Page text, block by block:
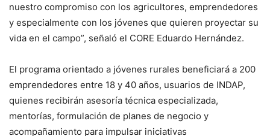
nuestro compromiso con los agricultores, emprendedores
y especialmente con los jóvenes que quieren proyectar su
vida en el campo”, señaló el CORE Eduardo Hernández.
El programa orientado a jóvenes rurales beneficiará a 200
emprendedores entre 18 y 40 años, usuarios de INDAP,
quienes recibirán asesoría técnica especializada,
mentorías, formulación de planes de negocio y
acompañamiento para impulsar iniciativas